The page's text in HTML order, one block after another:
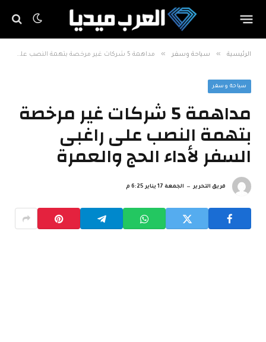
الرئيسية » سياحة وسفر » مداهمة 5 شركات غير مرخصة بتهمة النصب على راغبى السفر لأداء الحج والعمرة
سياحة وسفر
مداهمة 5 شركات غير مرخصة
بتهمة النصب على راغبى
السفر لأداء الحج والعمرة
فريق التحرير الجمعة 17 يناير 6:25 م